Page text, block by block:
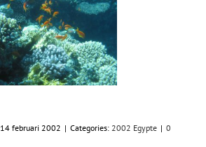
14 februari 2002 | Categories: 2002 Egypte | 0